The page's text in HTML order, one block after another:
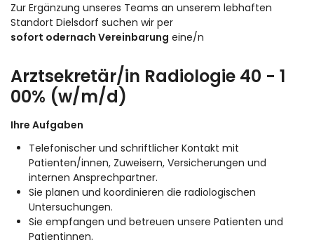
Zur Ergänzung unseres Teams an unserem lebhaften
Standort Dielsdorf suchen wir per
sofort odernach Vereinbarung eine/n
Arztsekretär/in Radiologie 40 - 1
00% (w/m/d)
Ihre Aufgaben
Telefonischer und schriftlicher Kontakt mit
Patienten/innen, Zuweisern, Versicherungen und
internen Ansprechpartner.
Sie planen und koordinieren die radiologischen
Untersuchungen.
Sie empfangen und betreuen unsere Patienten und
Patientinnen.